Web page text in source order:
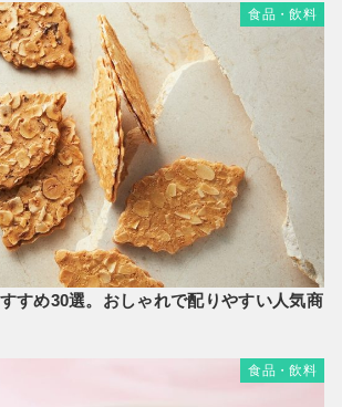
食品・飲料
すめ30選。おしゃれで配りやすい人気商
食品・飲料